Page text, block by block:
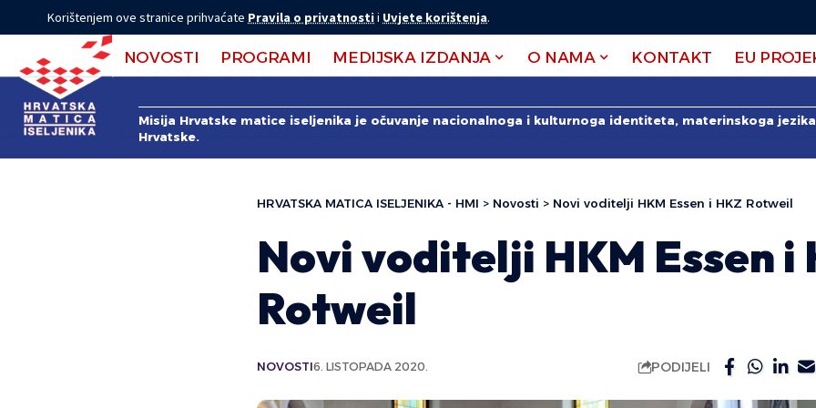
Korištenjem ove stranice prihvaćate Pravila o privatnostii Uvjete korištenja.
NOVOSTI PROGRAMI MEDIJSKA IZDANJA O NAMA KONTAKT EU
Misija Hrvatske matice iseljenika je očuvanje nacionalnoga i kulturnoga identiteta, materinskoga
Hrvatske.
HRVATSKA MATICA ISELJENIKA - HMI > Novosti > Novi voditelji HKM Essen i HKZ Rotweil
Novi voditelji HKM Essen i
Rotweil
NOVOSTI6. LISTOPADA 2020. PODIJELI